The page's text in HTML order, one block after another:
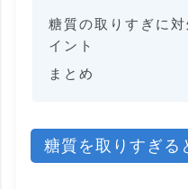
糖質の取りすぎに
イント
まとめ
糖質を取りすぎる